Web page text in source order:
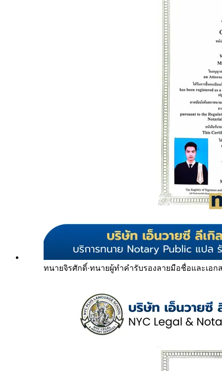
ทนายจิรศักดิ์·ทนายผู้ทำคำรับรองลายมือชื่อและเอก